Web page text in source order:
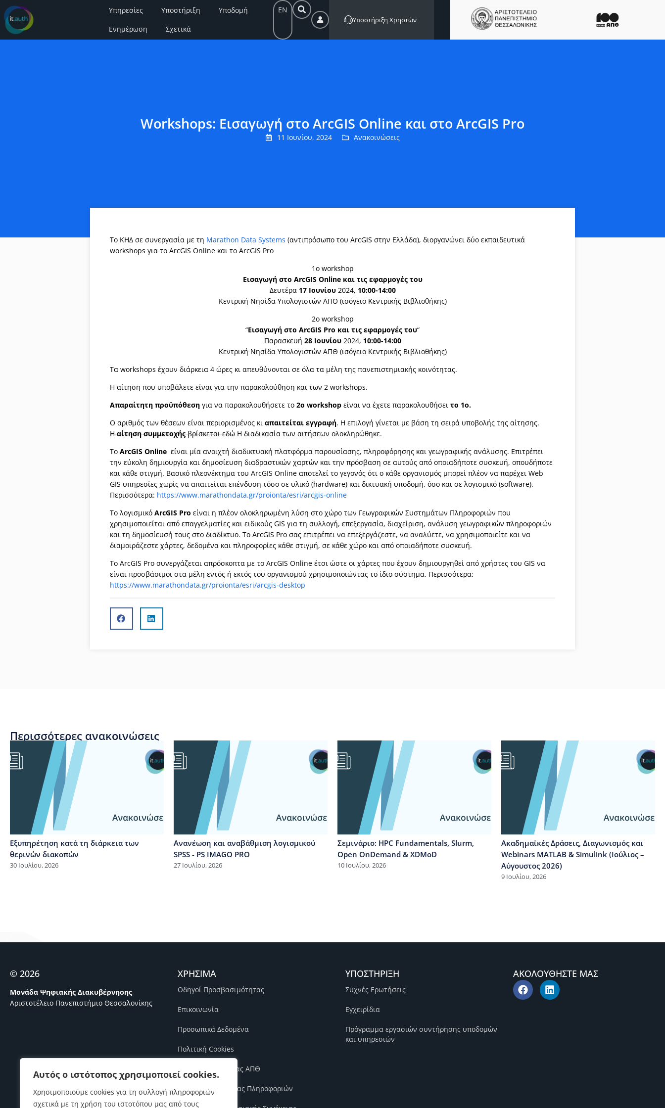
Αυτός ο ιστότοπος χρησιμοποιεί cookies.
Χρησιμοποιούμε cookies για τη συλλογή πληροφοριών
σχετικά με τη χρήση του ιστοτόπου μας από τους
Υπηρεσίες Υποστήριξη
Υποδομή
Ενημέρωση
Σχετικά
EN
Υποστήριξη Χρηστών
Workshops: Εισαγωγή στο ArcGIS Online και στο ArcGIS Pro
11 Ιουνίου, 2024 Ανακοινώσεις
Το ΚΗΔ σε συνεργασία με τη Marathon Data Systems (αντιπρόσωπο του ArcGIS στην Ελλάδα), διοργανώνει δύο εκπαιδευτικά
workshops για το ArcGIS Online και το ArcGIS Pro
1ο workshop
Εισαγωγή στο ArcGIS Online και τις εφαρμογές του
Δευτέρα 17 Ιουνίου2024, 10:00-14:00
Κεντρική Νησίδα Υπολογιστών ΑΠΘ (ισόγειο Κεντρικής Βιβλιοθήκης)
2ο workshop
“Εισαγωγή στο ArcGIS Pro και τις εφαρμογές του“
Παρασκευή 28 Ιουνίου 2024, 10:00-14:00
Κεντρική Νησίδα Υπολογιστών ΑΠΘ (ισόγειο Κεντρικής Βιβλιοθήκης)
Τα workshops έχουν διάρκεια 4 ώρες κι απευθύνονται σε όλα τα μέλη της πανεπιστημιακής κοινότητας.
Η αίτηση που υποβάλετε είναι για την παρακολούθηση και των 2 workshops.
Απαραίτητη προϋπόθεση για να παρακολουθήσετε το 2ο workshop είναι να έχετε παρακολουθήσει το 1ο.
Ο αριθμός των θέσεων είναι περιορισμένος κι απαιτείται εγγραφή. Η επιλογή γίνεται με βάση τη σειρά υποβολής της αίτησης.
Ηαίτηση συμμετοχήςβρίσκεται εδώ Η διαδικασία των αιτήσεων ολοκληρώθηκε.
Το ArcGIS Online είναι μία ανοιχτή διαδικτυακή πλατφόρμα παρουσίασης, πληροφόρησης και γεωγραφικής ανάλυσης. Επιτρέπει
την εύκολη δημιουργία και δημοσίευση διαδραστικών χαρτών και την πρόσβαση σε αυτούς από οποιαδήποτε συσκευή, οπουδήποτε
και κάθε στιγμή. Βασικό πλεονέκτημα του ArcGIS Online αποτελεί το γεγονός ότι ο κάθε οργανισμός μπορεί πλέον να παρέχει Web
GIS υπηρεσίες χωρίς να απαιτείται επένδυση τόσο σε υλικό (hardware) και δικτυακή υποδομή, όσο και σε λογισμικό (software).
Περισσότερα: https://www.marathondata.gr/proionta/esri/arcgis-online
Το λογισμικό ArcGIS Pro είναι η πλέον ολοκληρωμένη λύση στο χώρο των Γεωγραφικών Συστημάτων Πληροφοριών που
χρησιμοποιείται από επαγγελματίες και ειδικούς GIS για τη συλλογή, επεξεργασία, διαχείριση, ανάλυση γεωγραφικών πληροφοριών
και τη δημοσίευσή τους στο διαδίκτυο. Το ArcGIS Pro σας επιτρέπει να επεξεργάζεστε, να αναλύετε, να χρησιμοποιείτε και να
διαμοιράζεστε χάρτες, δεδομένα και πληροφορίες κάθε στιγμή, σε κάθε χώρο και από οποιαδήποτε συσκευή.
Το ArcGIS Pro συνεργάζεται απρόσκοπτα με το ArcGIS Online έτσι ώστε οι χάρτες που έχουν δημιουργηθεί από χρήστες του GIS να
είναι προσβάσιμοι στα μέλη εντός ή εκτός του οργανισμού χρησιμοποιώντας το ίδιο σύστημα. Περισσότερα:
https://www.marathondata.gr/proionta/esri/arcgis-desktop
Περισσότερες ανακοινώσεις
Εξυπηρέτηση κατά τη διάρκεια των
θερινών διακοπών
30 Ιουλίου, 2026
Ανανέωση και αναβάθμιση λογισμικού
SPSS - PS IMAGO PRO
27 Ιουλίου, 2026
Σεμινάριο: HPC Fundamentals, Slurm,
Open OnDemand & XDMoD
10 Ιουλίου, 2026
Ακαδημαϊκές Δράσεις, Διαγωνισμός και
Webinars MATLAB & Simulink (Ιούλιος –
Αύγουστος 2026)
9 Ιουλίου, 2026
© 2026
Μονάδα Ψηφιακής Διακυβέρνησης
Αριστοτέλειο Πανεπιστήμιο Θεσσαλονίκης
ΧΡΗΣΙΜΑ
Οδηγοί Προσβασιμότητας
Επικοινωνία
Προσωπικά Δεδομένα
Πολιτική Cookies
Πολιτική Ποιότητας ΑΠΘ
Πολιτική Ασφάλειας Πληροφοριών
ΥΠΟΣΤΗΡΙΞΗ
Συχνές Ερωτήσεις
Εγχειρίδια
Πρόγραμμα εργασιών συντήρησης υποδομών
και υπηρεσιών
ΑΚΟΛΟΥΘΗΣΤΕ ΜΑΣ